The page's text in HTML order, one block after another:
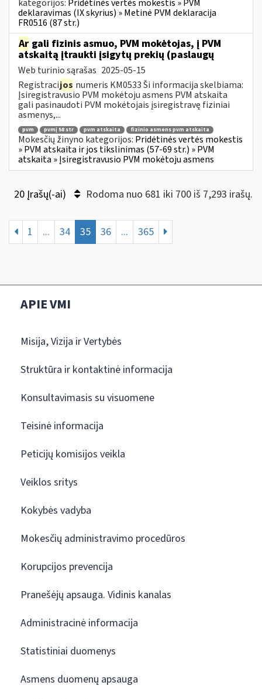
kategorijos: Pridėtinės vertės mokestis » PVM
deklaravimas (IX skyrius) » Metinė PVM deklaracija
FR0516 (87 str.)
Ar gali fizinis asmuo, PVM mokėtojas, į PVM
atskaitą įtraukti įsigytų prekių (paslaugų
Web turinio sąrašas 2025-05-15
Registracijos numeris KM0533 Ši informacija skelbiama:
Įsiregistravusio PVM mokėtoju asmens PVM atskaita
gali pasinaudoti PVM mokėtojais įsiregistravę fiziniai
asmenys,...
pvm pvmį 58 str pvm atskaita fizinio asmens pvm atskaita
Mokesčių žinyno kategorijos: Pridėtinės vertės mokestis
» PVM atskaita ir jos tikslinimas (57-69 str.) » PVM
atskaita » Įsiregistravusio PVM mokėtoju asmens
20 Įrašų(-ai) Rodoma nuo 681 iki 700 iš 7,293 irašų.
1 ... 34 35 36 ... 365
APIE VMI
Misija, Vizija ir Vertybės
Struktūra ir kontaktinė informacija
Konsultavimasis su visuomene
Teisinė informacija
Peticijų komisijos veikla
Veiklos sritys
Kokybės vadyba
Mokesčių administravimo procedūros
Korupcijos prevencija
Pranešėjų apsauga. Vidinis kanalas
Administracinė informacija
Statistiniai duomenys
Asmens duomenų apsauga